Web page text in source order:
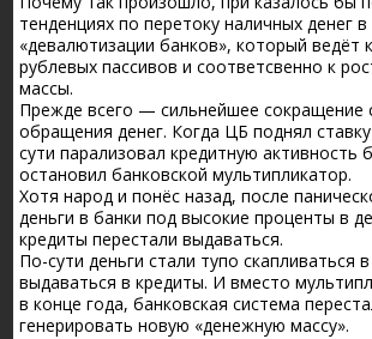
тенденциях по перетоку наличных денег в
«девалютизации банков», который ведёт
рублевых пассивов и соответсвенно к
массы.
Прежде всего — сильнейшее сокращение
обращения денег. Когда ЦБ поднял
сути парализовал кредитную активность
остановил банковской мультипликатор.
Хотя народ и понёс назад, после
деньги в банки под высокие проценты в
кредиты перестали выдаваться.
По-сути деньги стали тупо скапливаться
выдаваться в кредиты. И вместо
в конце года, банковская система
генерировать новую «денежную массу».